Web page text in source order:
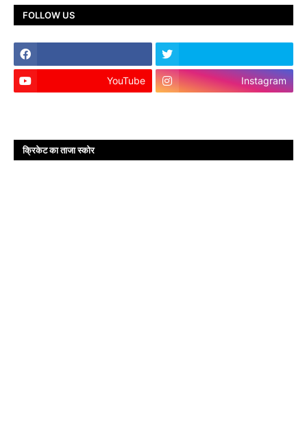
FOLLOW US
YouTube Instagram
क्रिकेट का ताजा स्कोर